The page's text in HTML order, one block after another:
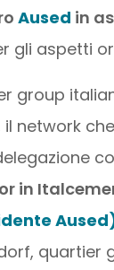
Aused in
gli aspetti
group
il network
in
quartier